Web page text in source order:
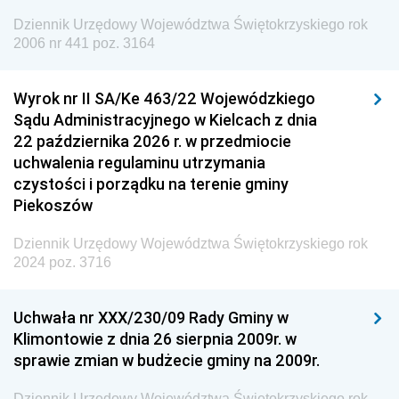
Dziennik Urzędowy Agencji Wywiadu
Dziennik Urzędowy Województwa Świętokrzyskiego rok
2006 nr 441 poz. 3164
Wyrok nr II SA/Ke 463/22 Wojewódzkiego
Sądu Administracyjnego w Kielcach z dnia
22 października 2026 r. w przedmiocie
uchwalenia regulaminu utrzymania
czystości i porządku na terenie gminy
Piekoszów
Dziennik Urzędowy Województwa Świętokrzyskiego rok
2024 poz. 3716
Uchwała nr XXX/230/09 Rady Gminy w
Klimontowie z dnia 26 sierpnia 2009r. w
sprawie zmian w budżecie gminy na 2009r.